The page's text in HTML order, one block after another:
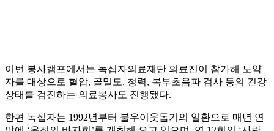
이번 봉사캠프에서는 녹십자의료재단 의료진이 참가해 노약
자를 대상으로 혈압, 골밀도, 청력, 복부초음파 검사 등의 건강
상태를 검진하는 의료봉사도 진행됐다.
한편 녹십자는 1992년부터 불우이웃돕기의 일환으로 매년 연